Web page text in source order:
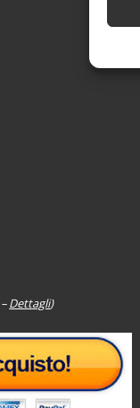
Dettagli)